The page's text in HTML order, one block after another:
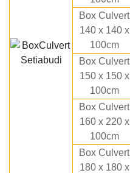
Box Culvert
140 x 140 x
100cm
Box Culvert
150 x 150 x
100cm
Box Culvert
160 x 220 x
100cm
Box Culvert
180 x 180 x